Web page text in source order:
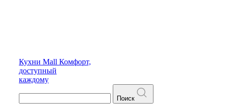
Кухни Mall Комфорт,
доступный
каждому
Поиск